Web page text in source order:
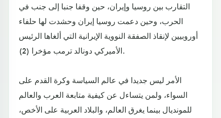
التقارب بين روسيا وإيران، حين وقفا جنبا إلى جنب في
الحرب، وحين دعمت روسيا إيران وحشدت لها حلفاء
أوروبيين لإنقاذ الصفقة النووية الإيرانية التي ألغاها الرئيس
الأميركي دونالد ترمب مؤخرا (2).
الأمر ليس جديدا في عالم السياسة وكرة القدم على
السواء، ولمن يتساءل عن كيفية متابعة العرب والعالم
للمونديال بينما يغرق العالم، والبلاد العربية على الأخص،